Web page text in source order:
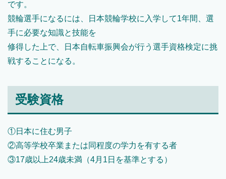
です。
競輪選手になるには、日本競輪学校に入学して1年間、選
手に必要な知識と技能を
修得した上で、日本自転車振興会が行う選手資格検定に挑
戦することになる。
受験資格
①日本に住む男子
②高等学校卒業または同程度の学力を有する者
③17歳以上24歳未満（4月1日を基準とする）